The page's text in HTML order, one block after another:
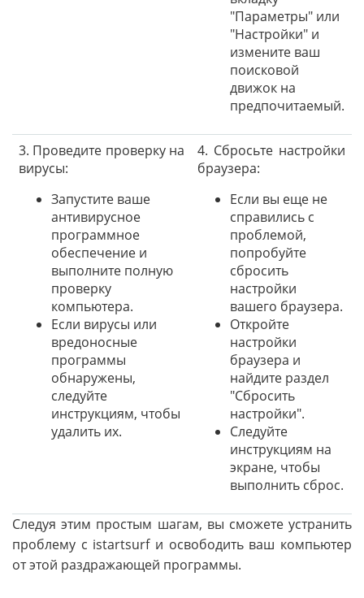
"Параметры" или
"Настройки" и
измените ваш
поисковой
движок на
предпочитаемый.
3. Проведите проверку на
вирусы:
Запустите ваше
антивирусное
программное
обеспечение и
выполните полную
проверку
компьютера.
Если вирусы или
вредоносные
программы
обнаружены,
следуйте
инструкциям, чтобы
удалить их.
4. Сбросьте настройки
браузера:
Если вы еще не
справились с
проблемой,
попробуйте
сбросить
настройки
вашего браузера.
Откройте
настройки
браузера и
найдите раздел
"Сбросить
настройки".
Следуйте
инструкциям на
экране, чтобы
выполнить сброс.
Следуя этим простым шагам, вы сможете устранить
проблему с istartsurf и освободить ваш компьютер
от этой раздражающей программы.